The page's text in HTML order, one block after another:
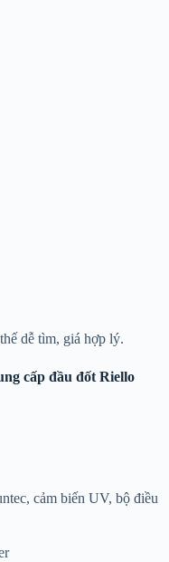
dễ tìm, giá hợp lý.
cấp đầu đốt Riello
cảm biến UV, bộ điều